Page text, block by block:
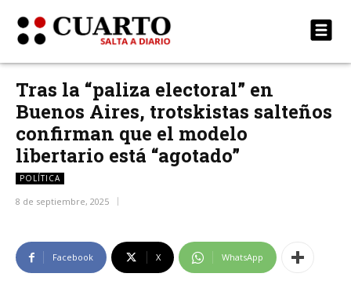
Tras la “paliza electoral” en
Buenos Aires, trotskistas salteños
confirman que el modelo
libertario está “agotado”
POLÍTICA
8 de septiembre, 2025
Facebook X WhatsApp